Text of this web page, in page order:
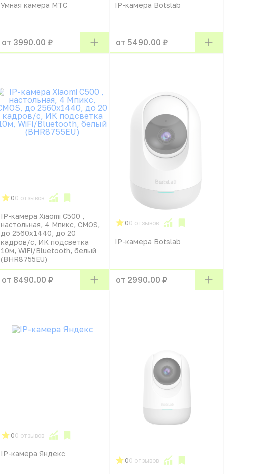
Умная камера МТС
от 3990.00 ₽
IP-камера Botslab
от 5490.00 ₽
00 отзывов
IP-камера Xiaomi C500 ,
настольная, 4 Мпикс, CMOS,
до 2560x1440, до 20
кадров/с, ИК подсветка
10м, WiFi/Bluetooth, белый
(BHR8755EU)
от 8490.00 ₽
00 отзывов
IP-камера Botslab
от 2990.00 ₽
00 отзывов
IP-камера Яндекс
00 отзывов